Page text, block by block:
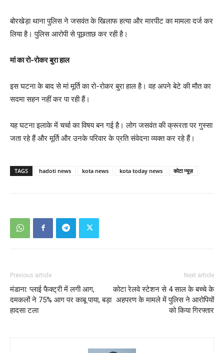
बोरखेड़ा थाना पुलिस ने जसवंत के खिलाफ हत्या और मारपीट का मामला दर्ज कर
लिया है। पुलिस आरोपी से पूछताछ कर रही है।
मां का रो-रोकर बुरा हाल
इस घटना के बाद से मां मूर्ति का रो-रोकर बुरा हाल है। वह अपने बेटे की मौत का
सदमा सहन नहीं कर पा रही हैं।
यह घटना इलाके में चर्चा का विषय बन गई है। लोग जसवंत की क्रूरता पर गुस्सा
जता रहे हैं और मूर्ति और उनके परिवार के प्रति संवेदना व्यक्त कर रहे हैं।
TAGS hadoti news kota news kota today news कोटा न्यूज़
Previous article
मंडाना: प्लाई फैक्ट्री में लगी आग,
दमकलों ने 75% आग पर काबू पाया, बड़ा
हादसा टला
Next article
कोटा रेलवे स्टेशन से 4 साल के बच्चे के
अहपरण के मामले में पुलिस ने आरोपियों
को किया गिरफ्तार